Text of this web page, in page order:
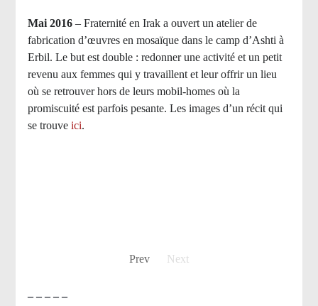
Mai 2016– Fraternité en Irak a ouvert un atelier de
fabrication d’œuvres en mosaïque dans le camp d’Ashti à
Erbil. Le but est double : redonner une activité et un petit
revenu aux femmes qui y travaillent et leur offrir un lieu
où se retrouver hors de leurs mobil-homes où la
promiscuité est parfois pesante. Les images d’un récit qui
se trouve ici.
Prev Next
– – – – –